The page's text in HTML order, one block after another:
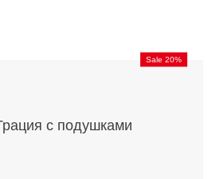
Sale 20%
с подушками